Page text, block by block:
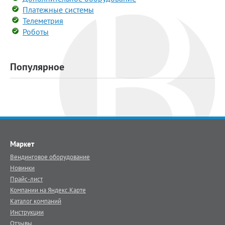
Платежные системы
Телеметрия
Роботы
Популярное
Маркет
Вендинговое оборудование
Новинки
Прайс-лист
Компании на Яндекс.Карте
Каталог компаний
Инструкции
Отзывы